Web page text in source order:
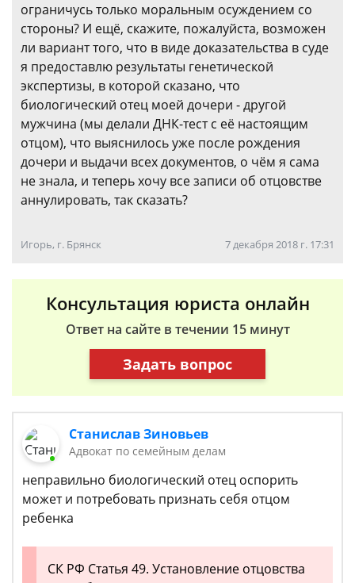
ограничусь только моральным осуждением со
стороны? И ещё, скажите, пожалуйста, возможен
ли вариант того, что в виде доказательства в суде
я предоставлю результаты генетической
экспертизы, в которой сказано, что
биологический отец моей дочери - другой
мужчина (мы делали ДНК-тест с её настоящим
отцом), что выяснилось уже после рождения
дочери и выдачи всех документов, о чём я сама
не знала, и теперь хочу все записи об отцовстве
аннулировать, так сказать?
Игорь, г. Брянск 7 декабря 2018 г. 17:31
Консультация юриста онлайн
Ответ на сайте в течении 15 минут
Задать вопрос
Станислав Зиновьев
Адвокат по семейным делам
неправильно биологический отец оспорить
может и потребовать признать себя отцом
ребенка
СК РФ Статья 49. Установление отцовства